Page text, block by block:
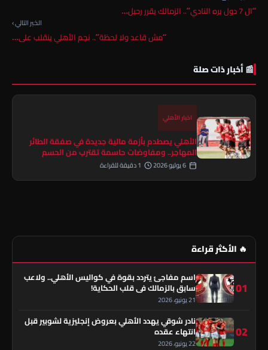
“ال 7 دول بره النادي”.. الزمالك يقرر رحيل…
الخبر التالي ›
“مش قاعد ولا لحظة”.. نجم الأهلي ينقلب على…
📰 أخبار ذات صلة
اخبار الأهلي
الأهلي يصطدم بأزمة مالية جديدة في صفقة الطائر
المهاجر.. ومفاوضات حاسمة تقترب من الحسم
🔥 الأكثر قراءة
01
اسم مفاجئ يتردد بقوة في كواليس الأهلي.. ولاعب
سابق بالزمالك في قلب الحكاية!
21 يونيو، 2026
02
نادر شوقي يهدد الأهلي بعروض إنجليزية لشوبير قبل
انتهاء عقده
22 يونيو، 2026